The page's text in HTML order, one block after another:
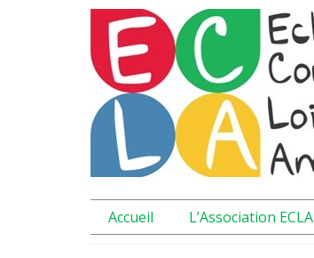
Accueil L’Association ECLA